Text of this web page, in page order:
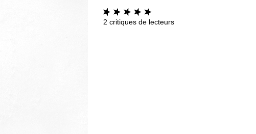
2 critiques de lecteurs